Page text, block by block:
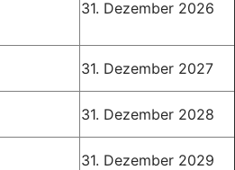
31. Dezember 2026
31. Dezember 2027
31. Dezember 2028
31. Dezember 2029